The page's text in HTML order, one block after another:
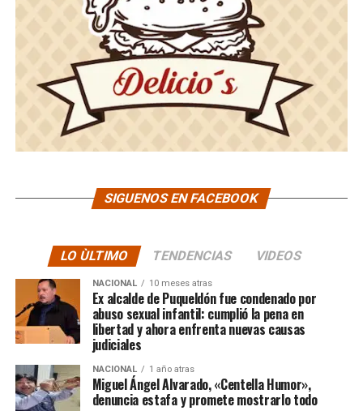
SIGUENOS EN FACEBOOK
LO ÙLTIMO TENDENCIAS VIDEOS
NACIONAL 10 meses atras
Ex alcalde de Puqueldón fue condenado por
abuso sexual infantil: cumplió la pena en
libertad y ahora enfrenta nuevas causas
judiciales
NACIONAL 1 año atras
Miguel Ángel Alvarado, «Centella Humor»,
denuncia estafa y promete mostrarlo todo